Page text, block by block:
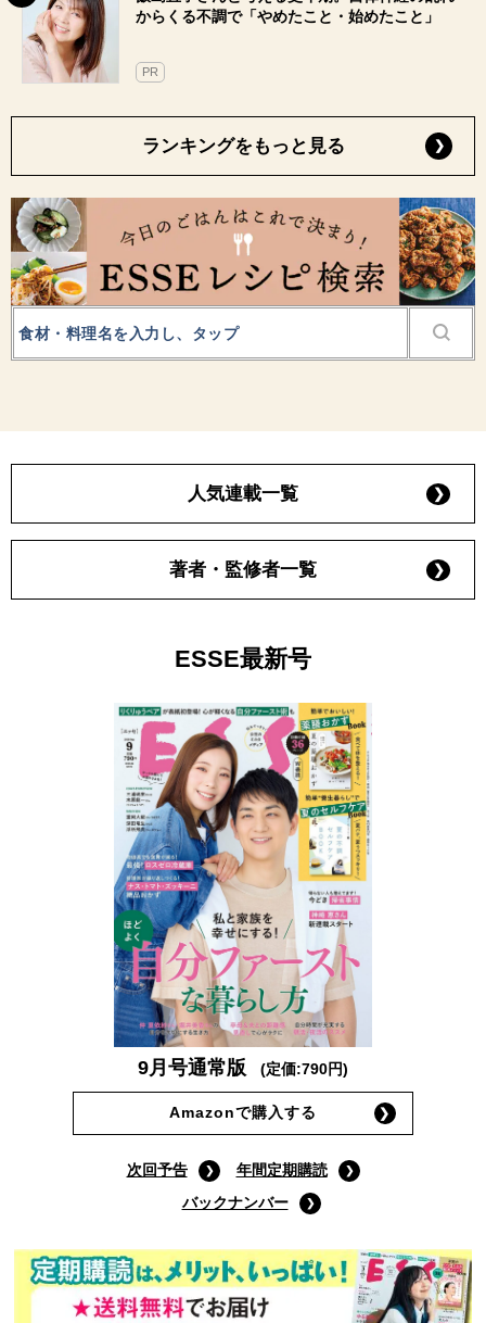
からくる不調で「やめたこと・始めたこと」
PR
ランキングをもっと見る
人気連載一覧
著者・監修者一覧
ESSE最新号
9月号通常版 (定価:790円)
Amazonで購入する
次回予告
年間定期購読
バックナンバー